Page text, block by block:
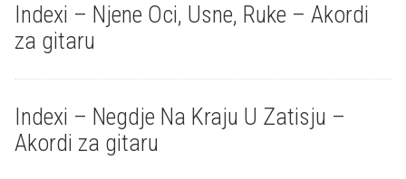
Indexi – Njene Oci, Usne, Ruke – Akordi
za gitaru
Indexi – Negdje Na Kraju U Zatisju –
Akordi za gitaru